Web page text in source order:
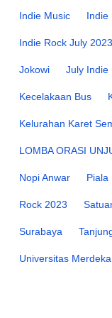
Indie Music Indie
Indie Rock July 2023
Jokowi July Indie
Kecelakaan Bus
Kelurahan Karet
LOMBA ORASI
Nopi Anwar Piala
Rock 2023
Surabaya
Universitas Merdeka